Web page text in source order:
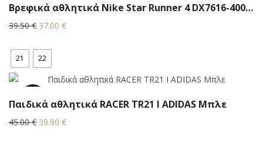
Βρεφικά αθλητικά Nike Star Runner 4 DX7616-400 Μπλε
39.50€ Original
was:
39.50 €.
37.00 €Η
21 22
Παιδικά αθλητικά RACER TR21 I ADIDAS Μπλε
45.00€ Original
39.90 €Η